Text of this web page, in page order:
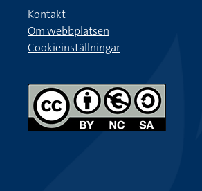
Kontakt
Om webbplatsen
Cookieinställningar